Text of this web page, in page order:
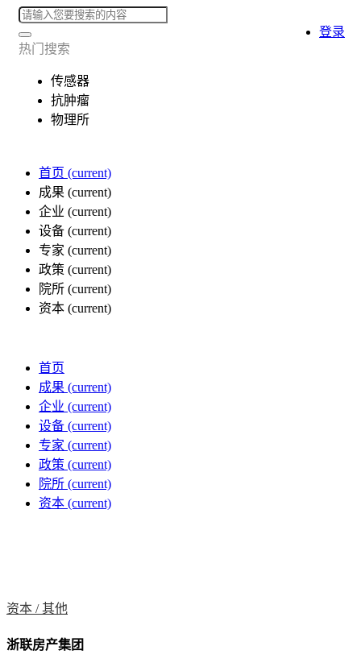
热门搜索
传感器
抗肿瘤
物理所
首页 (current)
成果 (current)
企业 (current)
设备 (current)
专家 (current)
政策 (current)
院所 (current)
资本 (current)
登录
首页
成果 (current)
企业 (current)
设备 (current)
专家 (current)
政策 (current)
院所 (current)
资本 (current)
资本 /其他
浙联房产集团